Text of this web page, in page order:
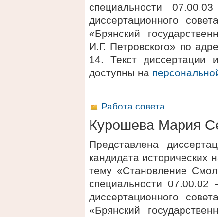
специальности
диссертационного
«Брянский
И.Г. Петровского» по
14. Текст диссертации
доступны на
Работа совета
Курошева Мария
Представлена
кандидата
тему «Становление
специальности 07.00.02
диссертационного
«Брянский